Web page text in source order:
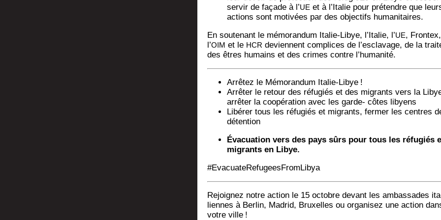
ser­vir de façade à l’UEet à l’Italie pour pré­tendre que
actions sont moti­vées par des objec­tifs humanitaires.
En sou­te­nant le mé­mo­ran­dum Ita­lie-Libye, l’Italie, l’UE, Fron­tex,
l’OIM et le HCR deviennent com­plices de l’esclavage, de la
des êtres humains et des crimes contre l’humanité.
Arrê­tez le Mé­mo­ran­dum Ita­lie-Libye !
Arrê­ter le retour des ré­fu­giés et des migrants vers la
arrê­ter la coopé­ra­tion avec les garde- côtes libyens
Libé­rer tous les ré­fu­giés et migrants, fer­mer les centres
détention
Éva­cua­tion vers des pays sûrs pour tous les ré­fu­giés
migrants en Libye.
#Eva­cua­te­Re­fu­gees­From­Li­bya
Rejoi­gnez notre action le 15 octobre devant les ambas­sades
liennes à Ber­lin, Madrid, Bruxelles ou orga­ni­sez une action
votre ville !